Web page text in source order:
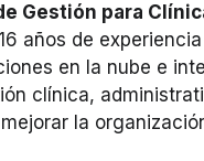
Gestión para
años de
en la nube e
clínica,
la